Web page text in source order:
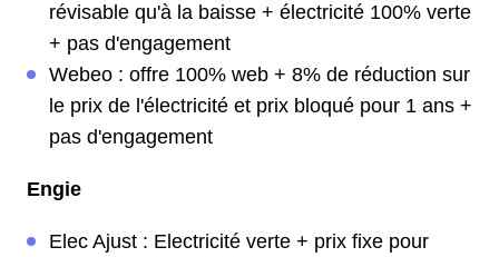
révisable qu'à la baisse + électricité 100% verte
+ pas d'engagement
Webeo : offre 100% web + 8% de réduction sur
le prix de l'électricité et prix bloqué pour 1 ans +
pas d'engagement
Engie
Elec Ajust : Electricité verte + prix fixe pour